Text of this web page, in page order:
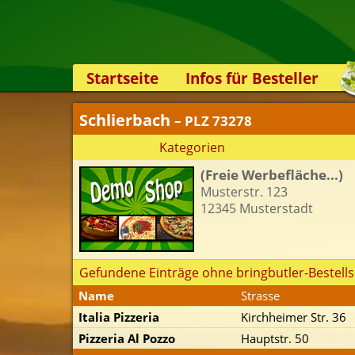
Startseite
Infos für Besteller
Lieferservice-App
Weiterempfehlen
Newsletter
Sicherheit
Kontakt
Schlierbach – PLZ 73278
Kategorien
(Freie Werbefläche...)
Musterstr. 123
12345 Musterstadt
Gefundene Einträge ohne bringbutler-
Name Strasse
Italia Pizzeria
Kirchheimer Str. 36
Pizzeria Al Pozzo
Hauptstr. 50